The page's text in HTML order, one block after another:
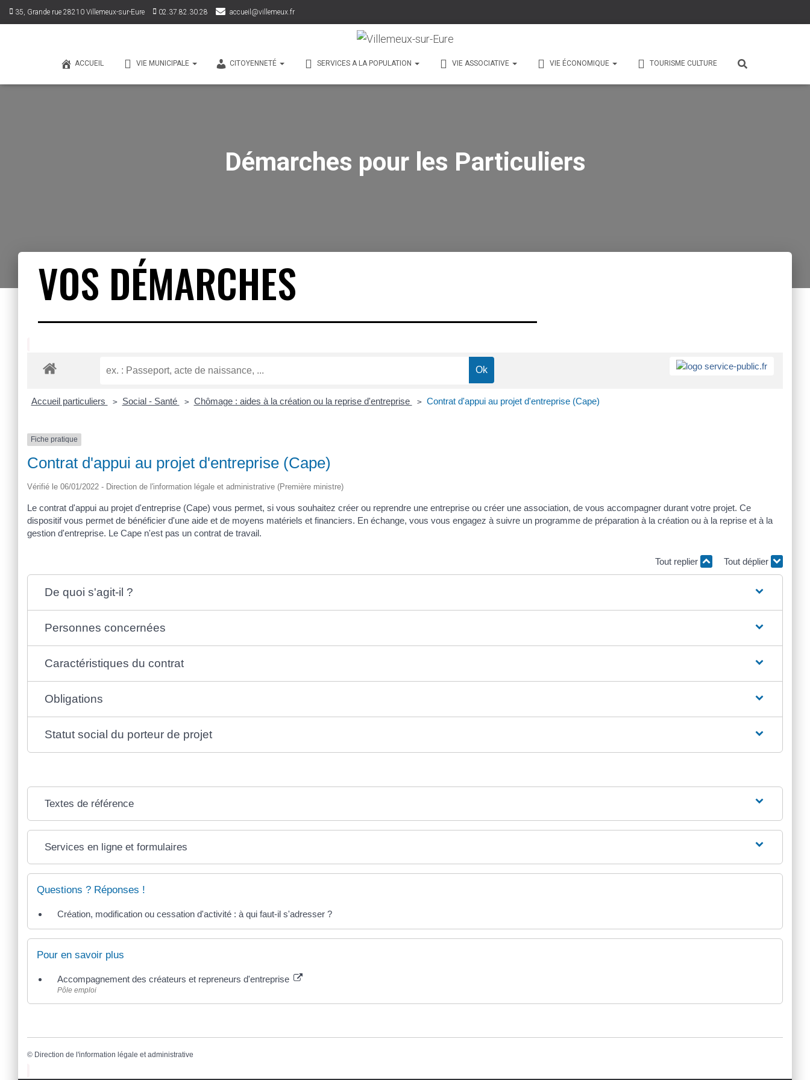
35, Grande rue 28210 Villemeux-sur-Eure 02.37.82.30.28 accueil@villemeux.fr
ACCUEIL VIE MUNICIPALE CITOYENNETÉ SERVICES A LA POPULATION VIE ASSOCIATIVE VIE ÉCONOMIQUE TOURISME CULTURE
Démarches pour les Particuliers
VOS DÉMARCHES
Accueil particuliers > Social - Santé > Chômage : aides à la création ou la reprise d'entreprise > Contrat d'appui au projet d'entreprise (Cape)
Fiche pratique
Contrat d'appui au projet d'entreprise (Cape)
Vérifié le 06/01/2022 - Direction de l'information légale et administrative (Première ministre)
Le contrat d'appui au projet d'entreprise (Cape) vous permet, si vous souhaitez créer ou reprendre une entreprise ou créer une association, de vous accompagner durant votre projet. Ce
dispositif vous permet de bénéficier d'une aide et de moyens matériels et financiers. En échange, vous vous engagez à suivre un programme de préparation à la création ou à la reprise et à la
gestion d'entreprise. Le Cape n'est pas un contrat de travail.
Tout replier Tout déplier
De quoi s'agit-il ?
Personnes concernées
Caractéristiques du contrat
Obligations
Statut social du porteur de projet
Textes de référence
Services en ligne et formulaires
Questions ? Réponses !
Création, modification ou cessation d'activité : à qui faut-il s'adresser ?
Pour en savoir plus
Accompagnement des créateurs et repreneurs d'entreprise
Pôle emploi
© Direction de l'information légale et administrative